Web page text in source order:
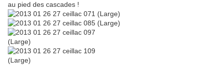
au pied des cascades !